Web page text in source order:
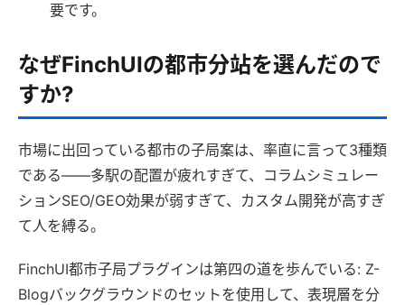
要です。
なぜFinchUIの都市分站を選んだので
すか?
市場に出回っている都市の子局案は、率直に言って3種類
である――多駅の配置が疲れすぎて、コラムシミュレー
ションSEO/GEO効果が弱すぎて、カスタム開発が高すぎ
て人を縛る。
FinchUI都市子局プラグインは第四の道を歩んでいる: Z-
Blogバックグラウンドのセットを使用して、表現層を分